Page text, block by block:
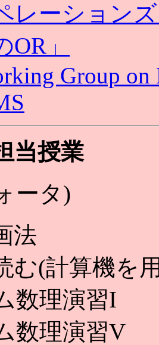
レーション
OR」
Group
当授業
ータ)
法
む(計算機を
数理演習I
数理演習V